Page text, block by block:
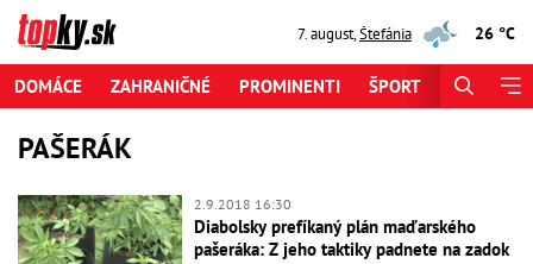
7. august,Štefánia 26 °C
DOMÁCE ZAHRANIČNÉ PROMINENTI ŠPORT
PAŠERÁK
2.9.2018 16:30
Diabolsky prefíkaný plán maďarského
pašeráka: Z jeho taktiky padnete na zadok